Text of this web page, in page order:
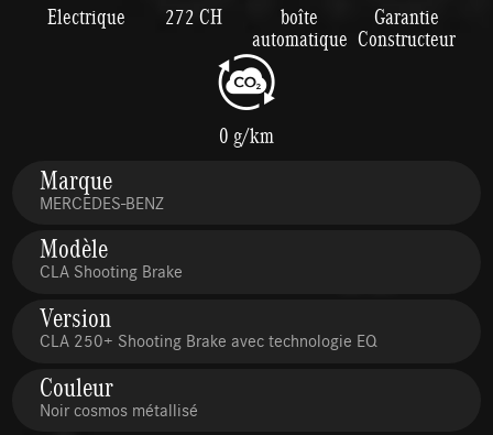
Electrique 272 CH boîte
automatique
Garantie
Constructeur
0 g/km
Marque
MERCEDES-BENZ
Modèle
CLA Shooting Brake
Version
CLA 250+ Shooting Brake avec technologie EQ
Couleur
Noir cosmos métallisé